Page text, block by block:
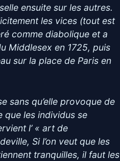
ensuite sur les autres.
les vices (tout est
comme diabolique et a
Middlesex en 1725, puis
sur la place de Paris en
sans qu’elle provoque de
que les individus se
l’ « art de
Si l’on veut que les
tranquilles, il faut les